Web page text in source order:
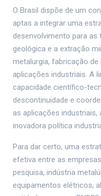
O Brasil dispõe de um
aptas a integrar uma
desenvolvimento para as
geológica e a extração
metalurgia, fabricação
aplicações industriais. A
capacidade científico-
descontinuidade e
as aplicações industriais,
inovadora política
Para dar certo, uma
efetiva entre as
pesquisa, indústria
equipamentos elétricos,